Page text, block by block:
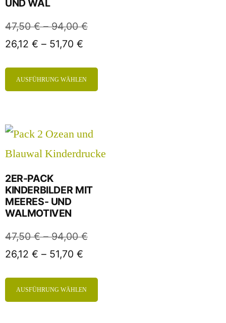
UND WAL
47,50€ –94,00€
26,12 € – 51,70 €
AUSFÜHRUNG WÄHLEN
2ER-PACK
KINDERBILDER MIT
MEERES- UND
WALMOTIVEN
47,50€ –94,00€
26,12 € – 51,70 €
AUSFÜHRUNG WÄHLEN